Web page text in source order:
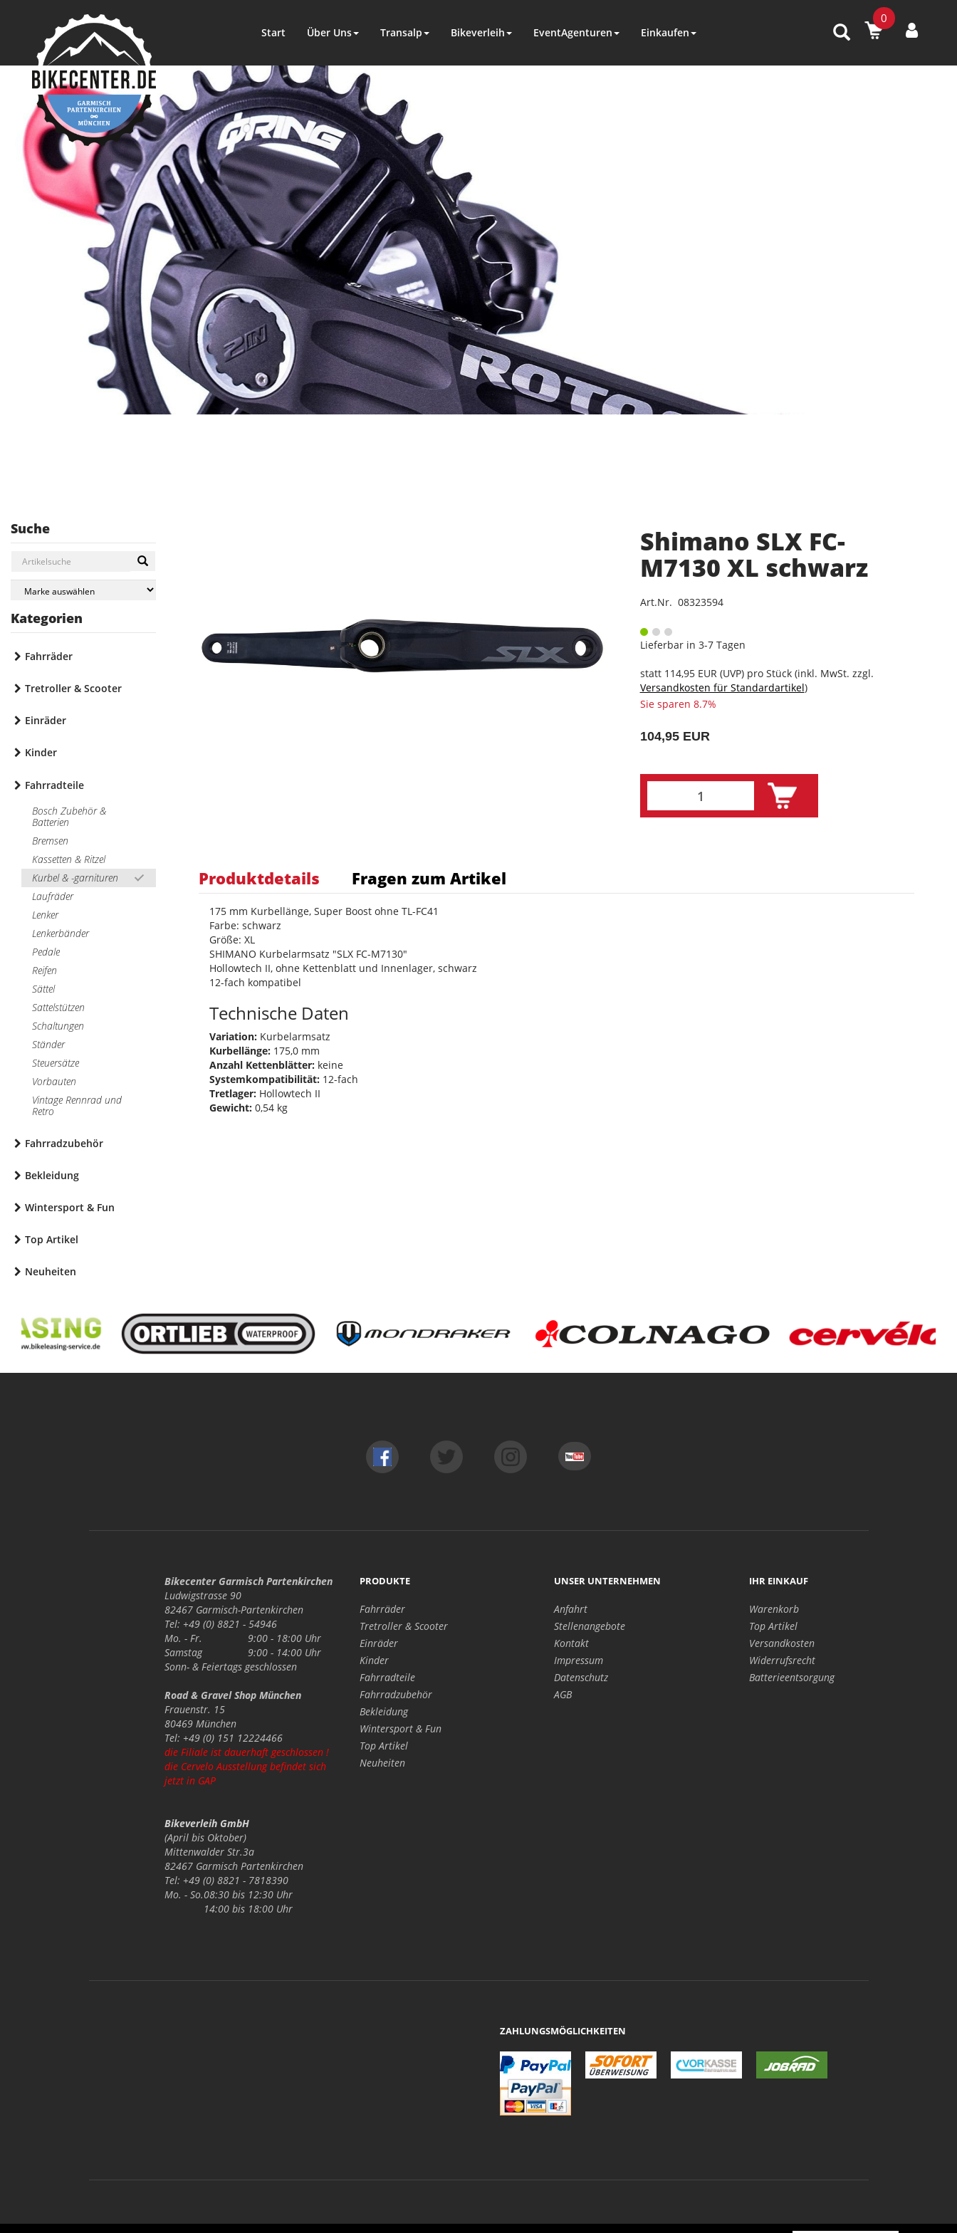
0
Start Über Uns Transalp Bikeverleih EventAgenturen Einkaufen
Suche
Kategorien
Fahrräder
Tretroller & Scooter
Einräder
Kinder
Fahrradteile
Bosch Zubehör &
Batterien
Bremsen
Kassetten & Ritzel
Kurbel & -garnituren
Laufräder
Lenker
Lenkerbänder
Pedale
Reifen
Sättel
Sattelstützen
Schaltungen
Ständer
Steuersätze
Vorbauten
Vintage Rennrad und
Retro
Fahrradzubehör
Bekleidung
Wintersport & Fun
Top Artikel
Neuheiten
Shimano SLX FC-
M7130 XL schwarz
Art.Nr. 08323594
Lieferbar in 3-7 Tagen
statt 114,95 EUR(UVP) pro Stück (inkl. MwSt. zzgl.
Versandkosten für Standardartikel)
Sie sparen 8.7%
104,95 EUR
Produktdetails Fragen zum Artikel
175 mm Kurbellänge, Super Boost ohne TL-FC41
Farbe: schwarz
Größe: XL
SHIMANO Kurbelarmsatz "SLX FC-M7130"
Hollowtech II, ohne Kettenblatt und Innenlager, schwarz
12-fach kompatibel
Technische Daten
Variation: Kurbelarmsatz
Kurbellänge: 175,0 mm
Anzahl Kettenblätter: keine
Systemkompatibilität: 12-fach
Tretlager: Hollowtech II
Gewicht: 0,54 kg
Bikecenter Garmisch Partenkirchen
Ludwigstrasse 90
82467 Garmisch-Partenkirchen
Tel: +49 (0) 8821 - 54946
Mo. - Fr.
9:00 - 18:00 Uhr
Samstag
9:00 - 14:00 Uhr
Sonn- & Feiertagsgeschlossen
Road & Gravel Shop München
Frauenstr. 15
80469 München
Tel: +49 (0) 151 12224466
die Filiale ist dauerhaft geschlossen !
die Cervelo Ausstellung befindet sich
jetzt in GAP
Bikeverleih GmbH
(April bis Oktober)
Mittenwalder Str.3a
82467 Garmisch Partenkirchen
Tel: +49 (0) 8821 - 7818390
Mo. - So.08:30 bis 12:30 Uhr
14:00 bis 18:00 Uhr
PRODUKTE
Fahrräder
Tretroller & Scooter
Einräder
Kinder
Fahrradteile
Fahrradzubehör
Bekleidung
Wintersport & Fun
Top Artikel
Neuheiten
UNSER UNTERNEHMEN
Anfahrt
Stellenangebote
Kontakt
Impressum
Datenschutz
AGB
IHR EINKAUF
Warenkorb
Top Artikel
Versandkosten
Widerrufsrecht
Batterieentsorgung
ZAHLUNGSMÖGLICHKEITEN